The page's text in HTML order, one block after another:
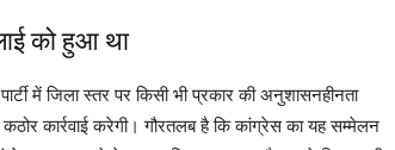
को हुआ था
में जिला स्तर पर किसी भी प्रकार की अनुशासनहीनता
कार्रवाई करेगी। गौरतलब है कि कांग्रेस का यह सम्मेलन